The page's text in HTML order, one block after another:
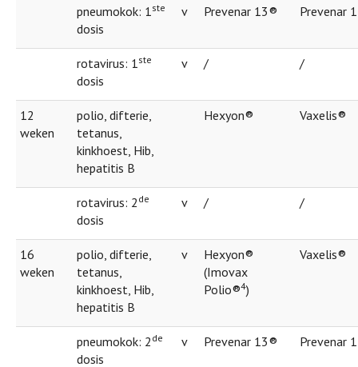
pneumokok: 1ste
dosis
v Prevenar 13® Prevenar
rotavirus: 1ste
dosis
v / /
12
weken
polio, difterie,
tetanus,
kinkhoest, Hib,
hepatitis B
Hexyon® Vaxelis®
rotavirus: 2 de
dosis
v / /
16
weken
polio, difterie,
tetanus,
kinkhoest, Hib,
hepatitis B
v
Hexyon®
(Imovax
Polio®4)
Vaxelis®
pneumokok: 2 de
dosis
v Prevenar 13® Prevenar